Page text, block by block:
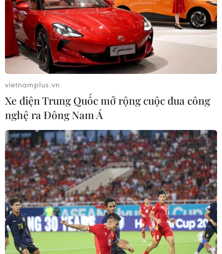
TIN CÙNG CHUYÊN MỤC
vietnamplus.vn
Xe điện Trung Quốc mở rộng cuộc đua công
nghệ ra Đông Nam Á